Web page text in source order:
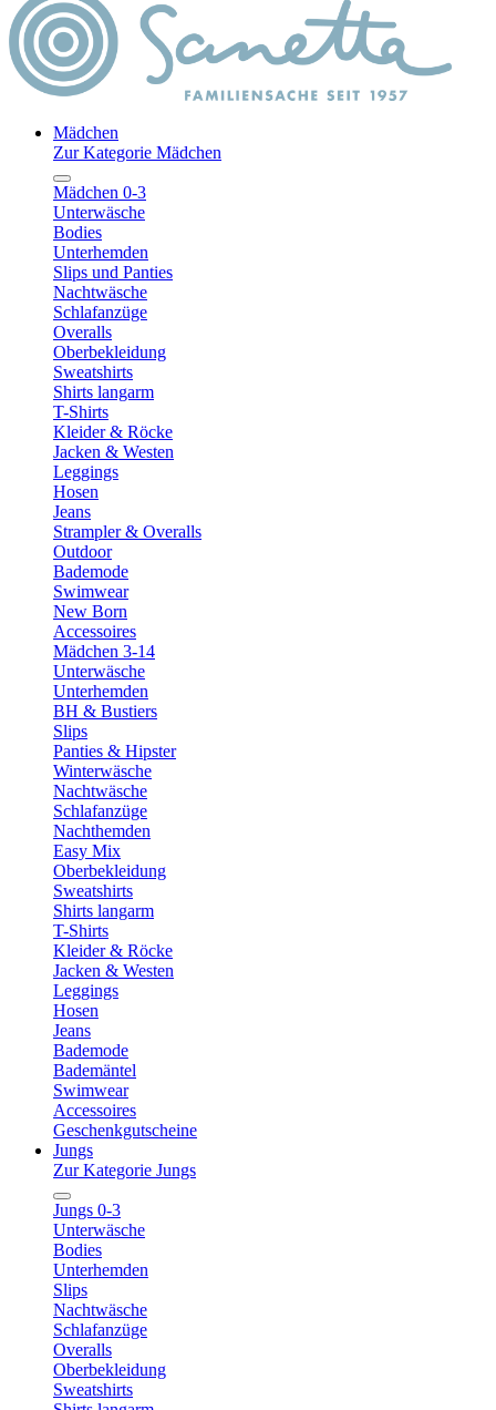
Mädchen
Zur Kategorie Mädchen
Mädchen 0-3
Unterwäsche
Bodies
Unterhemden
Slips und Panties
Nachtwäsche
Schlafanzüge
Overalls
Oberbekleidung
Sweatshirts
Shirts langarm
T-Shirts
Kleider & Röcke
Jacken & Westen
Leggings
Hosen
Jeans
Strampler & Overalls
Outdoor
Bademode
Swimwear
New Born
Accessoires
Mädchen 3-14
Unterwäsche
Unterhemden
BH & Bustiers
Slips
Panties & Hipster
Winterwäsche
Nachtwäsche
Schlafanzüge
Nachthemden
Easy Mix
Oberbekleidung
Sweatshirts
Shirts langarm
T-Shirts
Kleider & Röcke
Jacken & Westen
Leggings
Hosen
Jeans
Bademode
Bademäntel
Swimwear
Accessoires
Geschenkgutscheine
Jungs
Zur Kategorie Jungs
Jungs 0-3
Unterwäsche
Bodies
Unterhemden
Slips
Nachtwäsche
Schlafanzüge
Overalls
Oberbekleidung
Sweatshirts